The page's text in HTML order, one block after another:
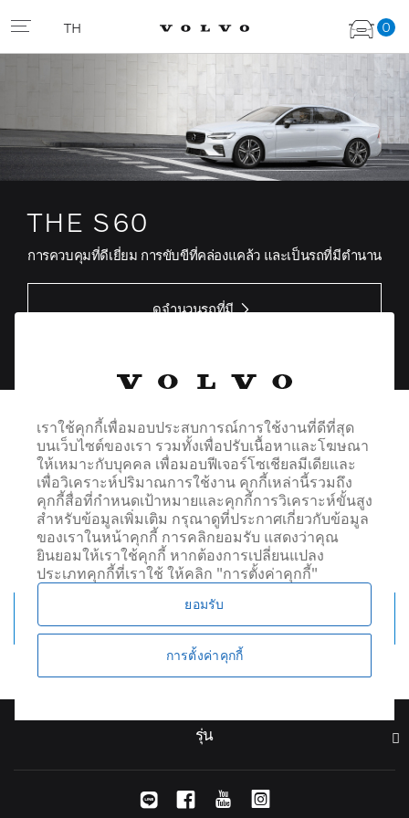
0
TH
THE S60
การควบคุมที่ดีเยี่ยม การขับขีที่คล่องแคล้ว และเป็นรถที่มีตำนาน
ดูจำนวนรถที่มี
ต้องขออภัย เราไม่มีรถ S60 ที่ท่าน
กำลังมองหา ขอให้ท่านแจ้งผ่านระบบ
การแจ้งเตือน เมื่อรถที่ท่านต้องการมา
แล้ว ระบบจะแจ้งทางอีเมลให้ท่านท
ราบ
รุ่น
เราใช้คุกกี้เพื่อมอบประสบการณ์การใช้งานที่ดีที่สุด
บนเว็บไซต์ของเรา รวมทั้งเพื่อปรับเนื้อหาและโฆษณา
ให้เหมาะกับบุคคล เพื่อมอบฟีเจอร์โซเชียลมีเดียและ
เพื่อวิเคราะห์ปริมาณการใช้งาน คุกกี้เหล่านี้รวมถึง
คุกกี้สื่อที่กำหนดเป้าหมายและคุกกี้การวิเคราะห์ขั้นสูง
สำหรับข้อมูลเพิ่มเติม กรุณาดูที่ประกาศเกี่ยวกับข้อมูล
ของเราในหน้าคุกกี้ การคลิกยอมรับ แสดงว่าคุณ
ยินยอมให้เราใช้คุกกี้ หากต้องการเปลี่ยนแปลง
ประเภทคุกกี้ที่เราใช้ ให้คลิก "การตั้งค่าคุกกี้"
ยอมรับ
การตั้งค่าคุกกี้